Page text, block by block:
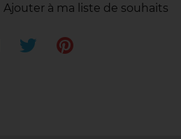
Ajouter à ma liste de souhaits